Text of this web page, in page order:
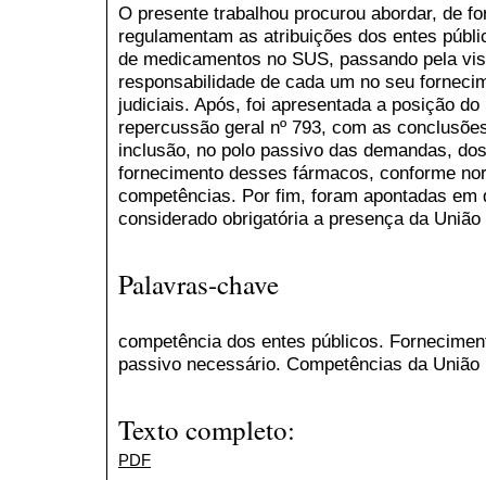
O presente trabalhou procurou abordar, de
regulamentam as atribuições dos entes
de medicamentos no SUS, passando pela
responsabilidade de cada um no seu
judiciais. Após, foi apresentada a posição
repercussão geral nº 793, com as
inclusão, no polo passivo das demandas,
fornecimento desses fármacos, conforme
competências. Por fim, foram apontadas em
considerado obrigatória a presença da
Palavras-chave
competência dos entes públicos.
passivo necessário. Competências da
Texto completo:
PDF